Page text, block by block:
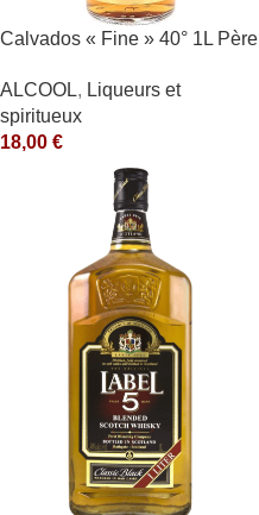
Calvados « Fine » 40° 1L Père
ALCOOL, Liqueurs et
spiritueux
18,00 €